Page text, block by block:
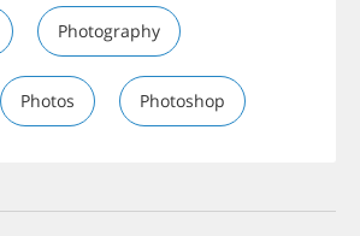
Photography
Photos Photoshop